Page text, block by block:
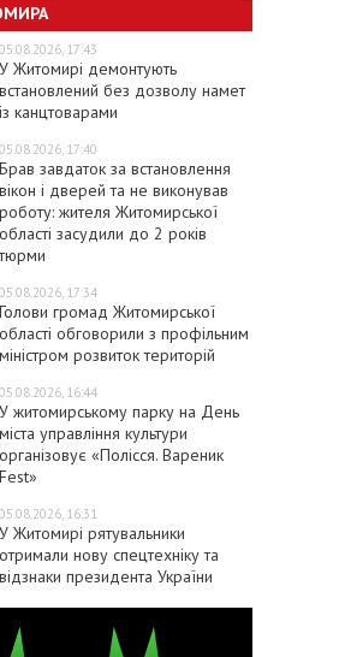
05.08.2026, 17:43
У Житомирі демонтують
встановлений без дозволу намет
із канцтоварами
05.08.2026, 17:40
Брав завдаток за встановлення
вікон і дверей та не виконував
роботу: жителя Житомирської
області засудили до 2 років
05.08.2026, 17:34
Голови громад Житомирської
області обговорили з профільним
міністром розвиток територій
05.08.2026, 16:44
У житомирському парку на День
міста управління культури
організовує «Полісся. Вареник
Fest»
05.08.2026, 16:31
У Житомирі рятувальники
отримали нову спецтехніку та
відзнаки президента України